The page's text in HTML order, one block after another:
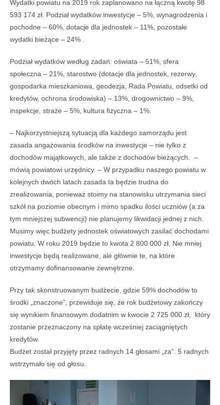
Wydatki powiatu na 2019 rok zaplanowano na łączną kwotę 98
593 174 zł. Podział wydatków:inwestycje – 5%, wynagrodzenia i
pochodne – 60%, dotacje dla jednostek – 11%, pozostałe
wydatki bieżące – 24% .
Podział wydatków według zadań: oświata – 51%, sfera
społeczna – 21%, starostwo (dotacje dla jednostek, rezerwy,
gospodarka mieszkaniowa, geodezja, Rada Powiatu, odsetki od
kredytów, ochrona środowiska) – 13%, drogownictwo – 9%,
inspekcje, straże – 5%, kultura fizyczna – 1%.
– Najkorzystniejszą sytuacją dla każdego samorządu jest
zasada angażowania środków na inwestycje – nie tylko z
dochodów majątkowych, ale także z dochodów bieżących. –
mówią powiatowi urzędnicy. – W przypadku naszego powiatu w
kolejnych dwóch latach zasada ta będzie trudna do
zrealizowania, ponieważ stoimy na stanowisku utrzymania sieci
szkół na poziomie obecnym i mimo spadku ilości uczniów (a za
tym mniejszej subwencji) nie planujemy likwidacji jednej z nich.
Musimy więc budżety jednostek oświatowych zasilać dochodami
powiatu. W roku 2019 będzie to kwota 2 800 000 zł. Nie mniej
inwestycje będą realizowane, ale głównie te, na które
otrzymamy dofinansowanie zewnętrzne.
Przy tak skonstruowanym budżecie, gdzie 59% dochodów to
środki „znaczone”, przewiduje się, że rok budżetowy zakończy
się wynikiem finansowym dodatnim w kwocie 2 725 000 zł, który
zostanie przeznaczony na spłatę wcześniej zaciągniętych
kredytów.
Budżet został przyjęty przez radnych 14 głosami „za”. 5 radnych
wstrzymało się od głosu.